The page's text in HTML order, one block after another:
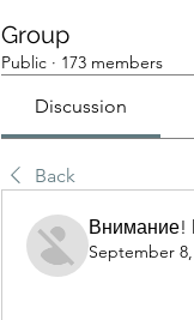
Group
Public · 173 members
Discussion
Back
Внимание!
September 8,